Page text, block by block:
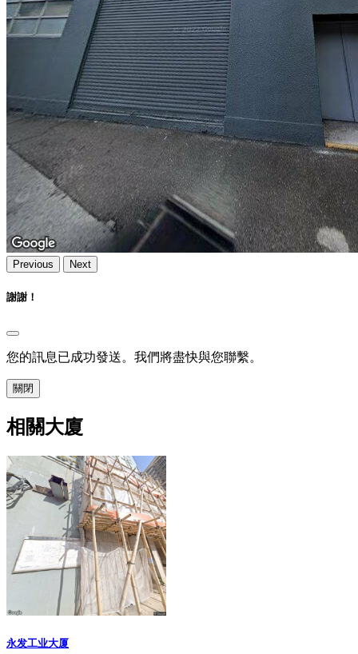
Previous Next
謝謝！
您的訊息已成功發送。我們將盡快與您聯繫。
關閉
相關大廈
永发工业大厦